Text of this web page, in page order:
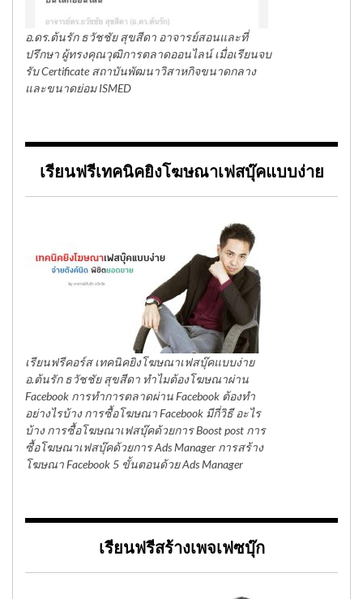
อ.ดร.ต้นรัก ธวัชชัย สุขสีดา อาจารย์สอนและที่
ปรึกษา ผู้ทรงคุณวุฒิการตลาดออนไลน์ เมื่อเรียนจบ
รับ Certificate สถาบันพัฒนาวิสาหกิจขนาดกลาง
และขนาดย่อม ISMED
เรียนฟรีเทคนิคยิงโฆษณาเฟสบุ๊คแบบง่าย
เรียนฟรีคอร์ส เทคนิคยิงโฆษณาเฟสบุ๊คแบบง่าย
อ.ต้นรัก ธวัชชัย สุขสีดา ทำไมต้องโฆษณาผ่าน
Facebook การทำการตลาดผ่าน Facebook ต้องทำ
อย่างไรบ้าง การซื้อโฆษณา Facebook มีกี่วิธี อะไร
บ้าง การซื้อโฆษณาเฟสบุ๊คด้วยการ Boost post การ
ซื้อโฆษณาเฟสบุ๊คด้วยการ Ads Manager การสร้าง
โฆษณา Facebook 5 ขั้นตอนด้วย Ads Manager
เรียนฟรีสร้างเพจเฟซบุ๊ก